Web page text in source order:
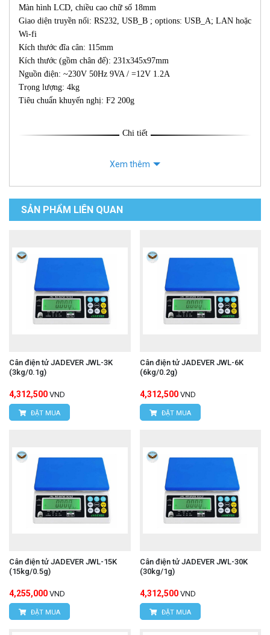
Màn hình LCD, chiều cao chữ số 18mm
Giao diện truyền nối: RS232, USB_B ; options: USB_A; LAN hoặc
Wi-fi
Kích thước đĩa cân: 115mm
Kích thước (gồm chân đế): 231x345x97mm
Nguồn điện: ~230V 50Hz 9VA / =12V 1.2A
Trọng lượng: 4kg
Tiêu chuẩn khuyến nghị: F2 200g
Chi tiết
Xem thêm
SẢN PHẨM LIÊN QUAN
Cân điện tử JADEVER JWL-3K
(3kg/0.1g)
4,312,500 VND
ĐẶT MUA
Cân điện tử JADEVER JWL-6K
(6kg/0.2g)
4,312,500 VND
ĐẶT MUA
Cân điện tử JADEVER JWL-15K
(15kg/0.5g)
4,255,000 VND
ĐẶT MUA
Cân điện tử JADEVER JWL-30K
(30kg/1g)
4,312,500 VND
ĐẶT MUA